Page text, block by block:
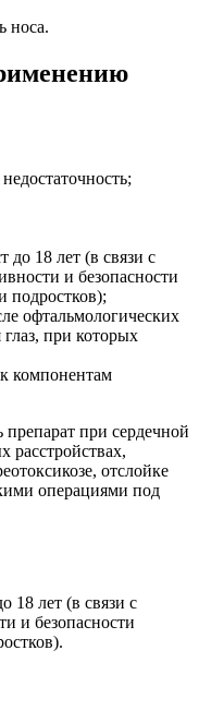
носа.
до 18 лет (в связи с
и безопасности
подростков);
офтальмологических
при которых
компонентам
препарат при сердечной
расстройствах,
отслойке
операциями под
18 лет (в связи с
и безопасности